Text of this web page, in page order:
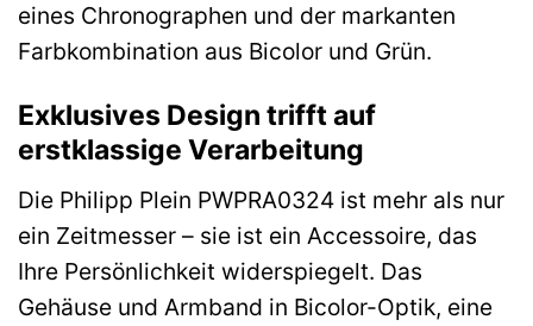
eines Chronographen und der markanten
Farbkombination aus Bicolor und Grün.
Exklusives Design trifft auf
erstklassige Verarbeitung
Die Philipp Plein PWPRA0324 ist mehr als nur
ein Zeitmesser – sie ist ein Accessoire, das
Ihre Persönlichkeit widerspiegelt. Das
Gehäuse und Armband in Bicolor-Optik, eine